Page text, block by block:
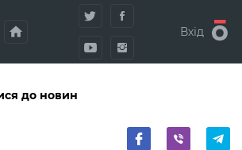
home Вхід
до новин